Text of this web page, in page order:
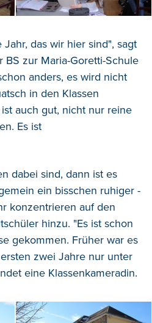
das wir hier sind", sagt
zur Maria-Goretti-Schule
anders, es wird nicht
in den Klassen
auch gut, nicht nur reine
Es ist
dabei sind, dann ist es
ein bisschen ruhiger -
konzentrieren auf den
hinzu. "Es ist schon
gekommen. Früher war es
zwei Jahre nur unter
eine Klassenkameradin.